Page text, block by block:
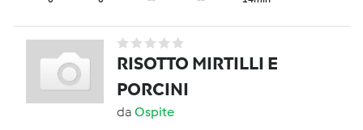
RISOTTO MIRTILLI E
PORCINI
da Ospite